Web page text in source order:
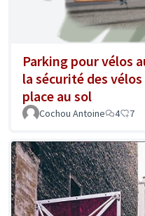
Parking pour vélos
la sécurité des
place au sol
Cochou Antoine 4 7